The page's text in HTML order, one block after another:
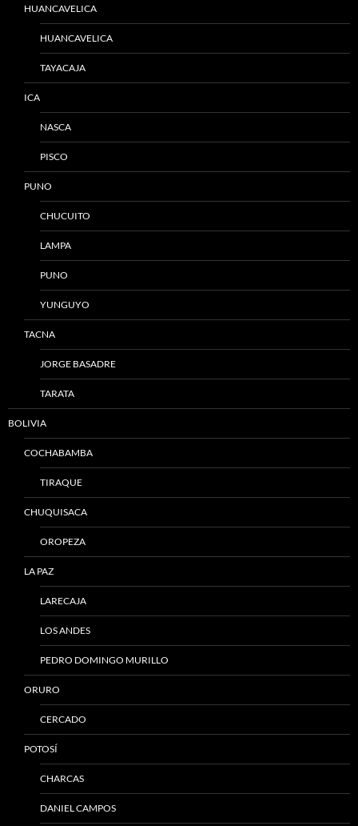
HUANCAVELICA
HUANCAVELICA
TAYACAJA
ICA
NASCA
PISCO
PUNO
CHUCUITO
LAMPA
PUNO
YUNGUYO
TACNA
JORGE BASADRE
TARATA
BOLIVIA
COCHABAMBA
TIRAQUE
CHUQUISACA
OROPEZA
LA PAZ
LARECAJA
LOS ANDES
PEDRO DOMINGO MURILLO
ORURO
CERCADO
POTOSÍ
CHARCAS
DANIEL CAMPOS